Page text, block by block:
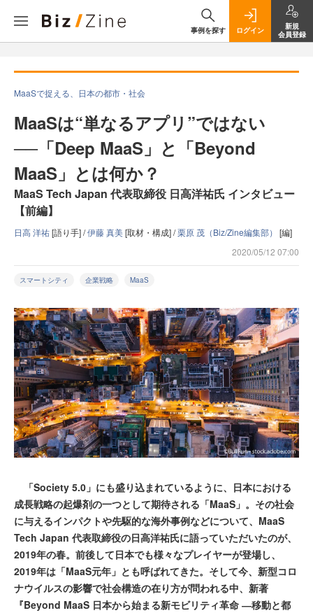
事例を探す ログイン
新規
会員登録
MaaSで捉える、日本の都市・社会
MaaSは“単なるアプリ”ではない
──「Deep MaaS」と「Beyond
MaaS」とは何か？
MaaS Tech Japan 代表取締役 日高洋祐氏 インタビュー
【前編】
日高 洋祐[語り手] /伊藤 真美[取材・構成] /栗原 茂（Biz/Zine編集部） [編]
2020/05/12 07:00
スマートシティ 企業戦略 MaaS
「Society 5.0」にも盛り込まれているように、日本における
成長戦略の起爆剤の一つとして期待される「MaaS」。その社会
に与えるインパクトや先駆的な海外事例などについて、MaaS
Tech Japan 代表取締役の日高洋祐氏に語っていただいたのが、
2019年の春。前後して日本でも様々なプレイヤーが登場し、
2019年は「MaaS元年」とも呼ばれてきた。そして今、新型コロ
ナウイルスの影響で社会構造の在り方が問われる中、新著
『Beyond MaaS 日本から始まる新モビリティ革命 ―移動と都